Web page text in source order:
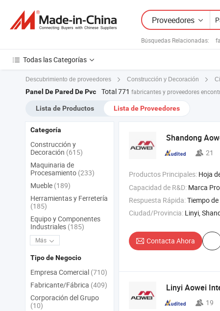
Proveedores
Búsquedas Relacionadas:
Todas las Categorías
Descubrimiento de proveedores Construcción y Decoración
Panel De Pared De Pvc Total 771 fabricantes y proveedores
Lista de Productos Lista de Proveedores
Shandong
21
Productos Principales: Hoja
Capacidad de R&D: Marca
Respuesta Rápida:Tiempo de
Ciudad/Provincia: Linyi,
Contacta Ahora
Linyi Aowei
19
Categoría
Construcción y
Decoración (615)
Maquinaria de
Procesamiento (233)
Mueble (189)
Herramientas y Ferretería
(185)
Equipo y Componentes
Industriales (185)
Más
Tipo de Negocio
Empresa Comercial (710)
Fabricante/Fábrica (409)
Corporación del Grupo
(10)